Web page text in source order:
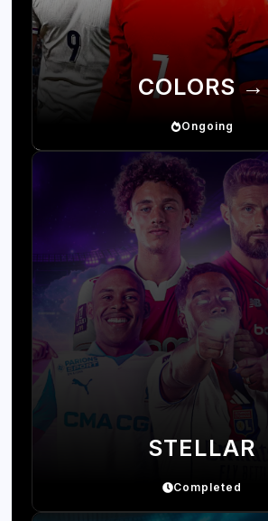
COLORS →
Ongoing
STELLAR
Completed